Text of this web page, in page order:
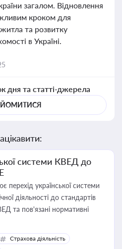
загалом. Відновлення
кроком для
та розвитку
в Україні.
дня та статті-джерела
системи КВЕД до
перехід української системи
діяльності до стандартів
та пов'язані нормативні
Страхова діяльність